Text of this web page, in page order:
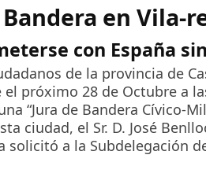
Bandera en Vila-
con España
de la provincia de
próximo 28 de Octubre a
“Jura de Bandera Cívico-
ciudad, el Sr. D. José
solicitó a la Subdelegación